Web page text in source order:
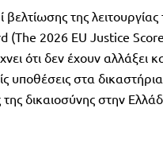
της λειτουργίας
(The 2026 EU Justice
ότι δεν έχουν αλλάξει
στα
δικαιοσύνης στην